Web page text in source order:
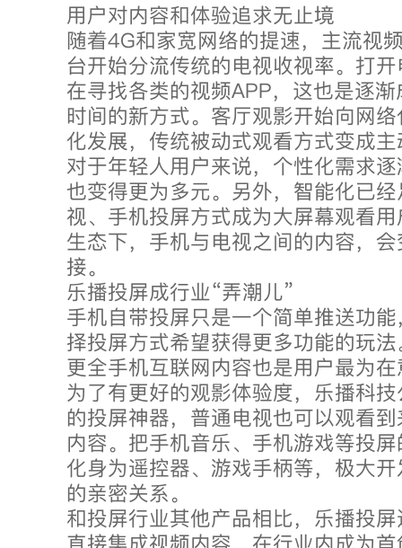
用户对内容和体验追求无止境
随着4G和家宽网络的提速，主流视
台开始分流传统的电视收视率。打
在寻找各类的视频APP，这也是逐
时间的新方式。客厅观影开始向网
化发展，传统被动式观看方式变成
对于年轻人用户来说，个性化需求
也变得更为多元。另外，智能化已
视、手机投屏方式成为大屏幕观看
生态下，手机与电视之间的内容，
接。
乐播投屏成行业“弄潮儿”
手机自带投屏只是一个简单推送功
择投屏方式希望获得更多功能的玩
更全手机互联网内容也是用户最为
为了有更好的观影体验度，乐播科
的投屏神器，普通电视也可以观看
内容。把手机音乐、手机游戏等投
化身为遥控器、游戏手柄等，极大
的亲密关系。
和投屏行业其他产品相比，乐播投